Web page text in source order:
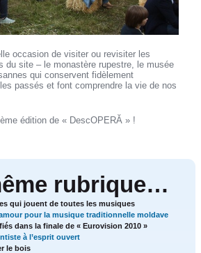
occasion de visiter ou revisiter les
du site – le monastère rupestre, le musée
qui conservent fidèlement
passés et font comprendre la vie de nos
édition de « DescOPERĂ » !
rubrique…
qui jouent de toutes les musiques
pour la musique traditionnelle moldave
dans la finale de « Eurovision 2010 »
à l’esprit ouvert
le bois